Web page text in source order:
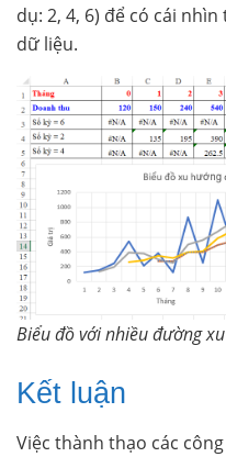
dụ: 2, 4, 6) để có cái
dữ liệu.
Biểu đồ với nhiều đường
Kết luận
Việc thành thạo các